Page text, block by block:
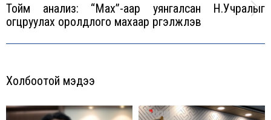
Next
post:
Тойм анализ: “Мах”-аар уянгалсан Н.Учралыг
огцруулах оролдлого махаар үргэлжлэв
Холбоотой мэдээ